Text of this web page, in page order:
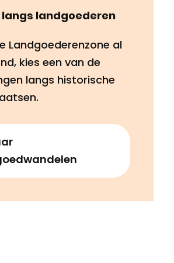
landgoederen
Landgoederenzone al
kies een van de
langs historische